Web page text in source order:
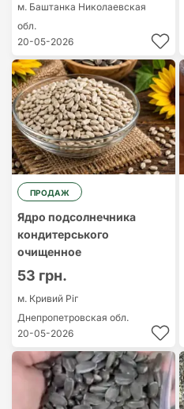
м. Баштанка Николаевская
обл.
20-05-2026
ПРОДАЖ
Ядро подсолнечника
кондитерського
очищенное
53 грн.
м. Кривий Ріг
Днепропетровская обл.
20-05-2026